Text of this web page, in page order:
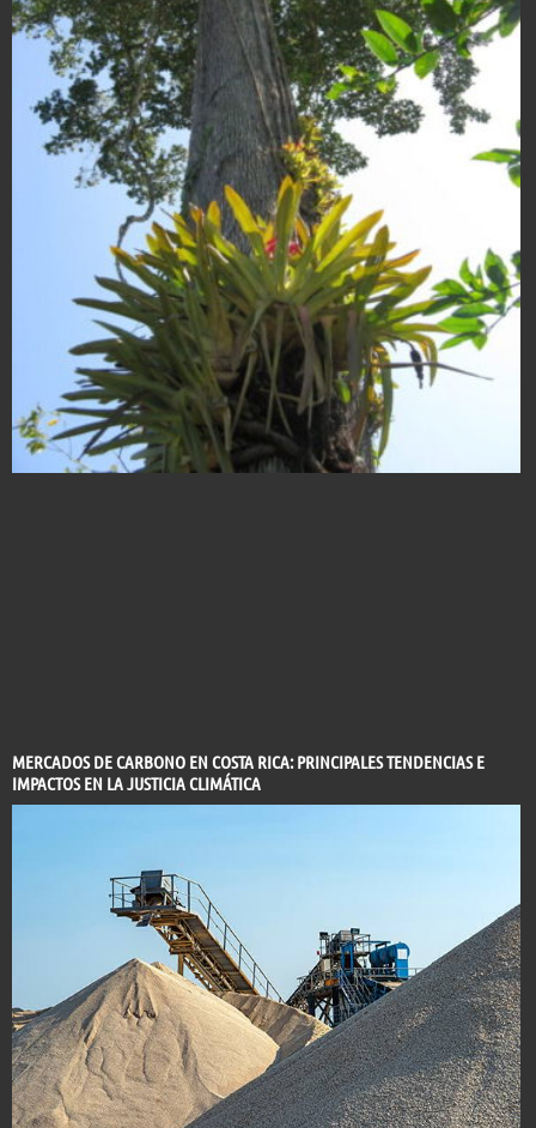
MERCADOS DE CARBONO EN COSTA RICA: PRINCIPALES TENDENCIAS E
IMPACTOS EN LA JUSTICIA CLIMÁTICA